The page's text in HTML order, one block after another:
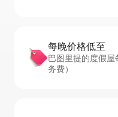
每晚价格低至
巴图里提的度假屋
务费）